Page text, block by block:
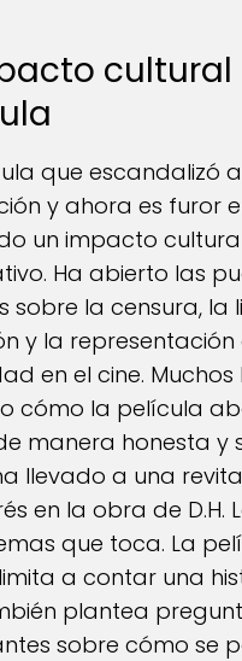
cultural
que escandalizó
y ahora es furor
un impacto
Ha abierto las
sobre la censura, la
y la representación
en el cine. Muchos
cómo la película
manera honesta y
llevado a una
en la obra de D.H.
que toca. La
a contar una
plantea
sobre cómo se